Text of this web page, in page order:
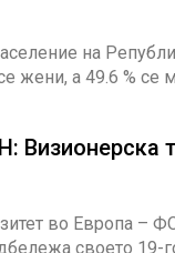
на
жени, а 49.6 % се
Визионерска
во Европа –
своето